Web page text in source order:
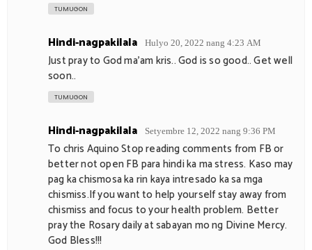
TUMUGON
Hindi-nagpakilala Hulyo 20, 2022 nang 4:23 AM
Just pray to God ma'am kris.. God is so good.. Get well
soon..
TUMUGON
Hindi-nagpakilala Setyembre 12, 2022 nang 9:36 PM
To chris Aquino Stop reading comments from FB or
better not open FB para hindi ka ma stress. Kaso may
pag ka chismosa ka rin kaya intresado ka sa mga
chismiss.If you want to help yourself stay away from
chismiss and focus to your health problem. Better
pray the Rosary daily at sabayan mo ng Divine Mercy.
God Bless!!!